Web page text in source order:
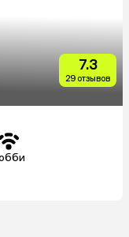
7.3
29 отзывов